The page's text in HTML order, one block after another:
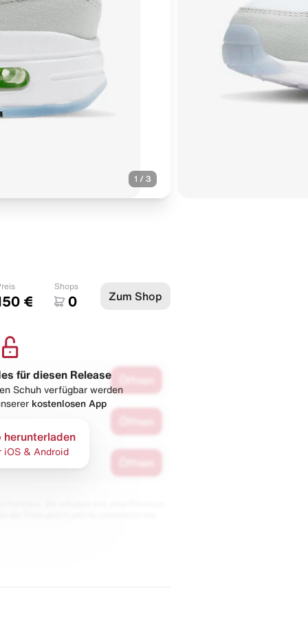
1 / 3
€
Shops
0 Zum Shop
für diesen Release
Schuh verfügbar werden
kostenlosen App
herunterladen
iOS & Android